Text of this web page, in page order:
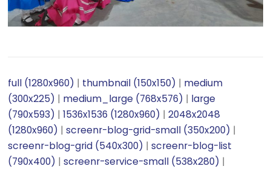
full (1280x960) | thumbnail (150x150) | medium
(300x225) | medium_large (768x576) | large
(790x593) |1536x1536 (1280x960) |2048x2048
(1280x960) |screenr-blog-grid-small (350x200) |
screenr-blog-grid (540x300) |screenr-blog-list
(790x400) |screenr-service-small (538x280) |